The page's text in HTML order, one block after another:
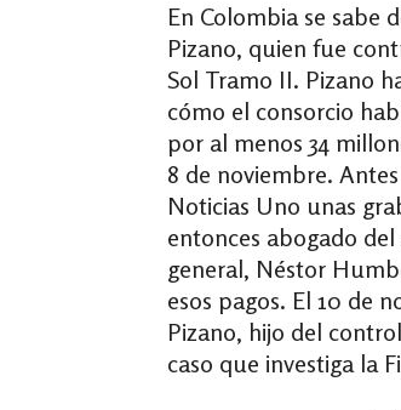
En Colombia se sabe
Pizano, quien fue
Sol Tramo II. Pizano
cómo el consorcio
por al menos 34
8 de noviembre.
Noticias Uno unas
entonces abogado
general, Néstor
esos pagos. El 10 de
Pizano, hijo del
caso que investiga la